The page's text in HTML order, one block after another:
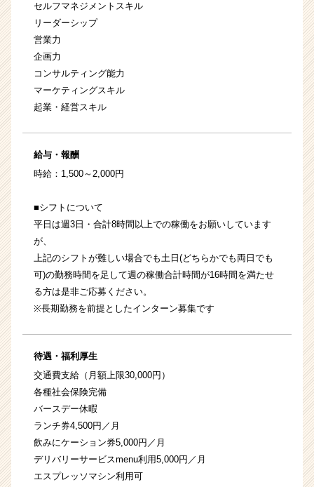
セルフマネジメントスキル
リーダーシップ
営業力
企画力
コンサルティング能力
マーケティングスキル
起業・経営スキル
給与・報酬
時給：1,500～2,000円
■シフトについて
平日は週3日・合計8時間以上での稼働をお願いしています
が、
上記のシフトが難しい場合でも土日(どちらかでも両日でも
可)の勤務時間を足して週の稼働合計時間が16時間を満たせ
る方は是非ご応募ください。
※長期勤務を前提としたインターン募集です
待遇・福利厚生
交通費支給（月額上限30,000円）
各種社会保険完備
バースデー休暇
ランチ券4,500円／月
飲みにケーション券5,000円／月
デリバリーサービスmenu利用5,000円／月
エスプレッソマシン利用可